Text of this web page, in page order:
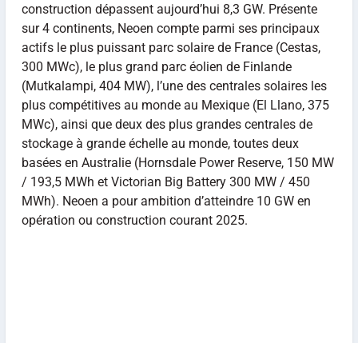
construction dépassent aujourd’hui 8,3 GW. Présente
sur 4 continents, Neoen compte parmi ses principaux
actifs le plus puissant parc solaire de France (Cestas,
300 MWc), le plus grand parc éolien de Finlande
(Mutkalampi, 404 MW), l’une des centrales solaires les
plus compétitives au monde au Mexique (El Llano, 375
MWc), ainsi que deux des plus grandes centrales de
stockage à grande échelle au monde, toutes deux
basées en Australie (Hornsdale Power Reserve, 150 MW
/ 193,5 MWh et Victorian Big Battery 300 MW / 450
MWh). Neoen a pour ambition d’atteindre 10 GW en
opération ou construction courant 2025.